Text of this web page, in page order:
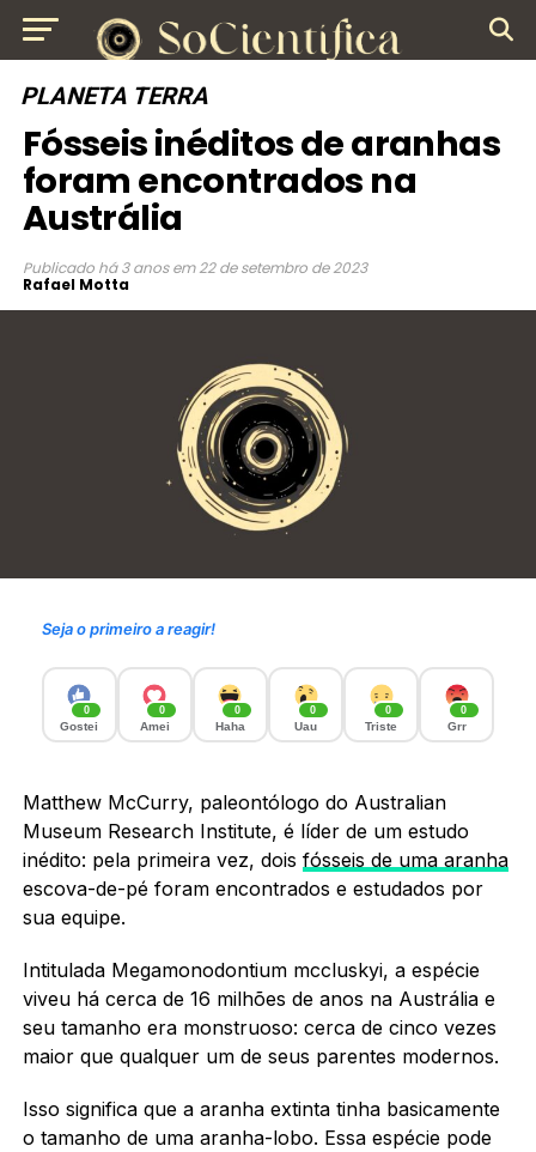
PLANETA TERRA
Fósseis inéditos de aranhas
foram encontrados na
Austrália
Publicado há 3 anos em 22 de setembro de 2023
Rafael Motta
Seja o primeiro a reagir!
0
Gostei
0
Amei
0
Haha
0
Uau
0
Triste
0
Grr
Matthew McCurry, paleontólogo do Australian
Museum Research Institute, é líder de um estudo
inédito: pela primeira vez, dois fósseis de uma aranha
escova-de-pé foram encontrados e estudados por
sua equipe.
Intitulada Megamonodontium mccluskyi, a espécie
viveu há cerca de 16 milhões de anos na Austrália e
seu tamanho era monstruoso: cerca de cinco vezes
maior que qualquer um de seus parentes modernos.
Isso significa que a aranha extinta tinha basicamente
o tamanho de uma aranha-lobo. Essa espécie pode